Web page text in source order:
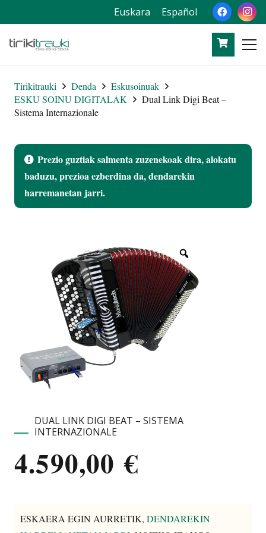
Euskara Español
Tirikitrauki Denda
Eskusoinuak
ESKU SOINU DIGITALAK
Dual Link Digi Beat –
Sistema Internazionale
Prezio guztiak salmenta zuzenekoak dira, alokatu
baduzu, prezioa ezberdina da, dendarekin
harremanetan jarri.
DUAL LINK DIGI BEAT – SISTEMA
INTERNAZIONALE
4.590,00€
ESKAERA EGIN AURRETIK, DENDAREKIN